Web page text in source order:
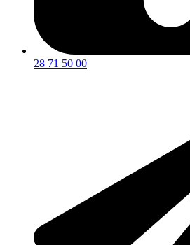
28 71 50 00